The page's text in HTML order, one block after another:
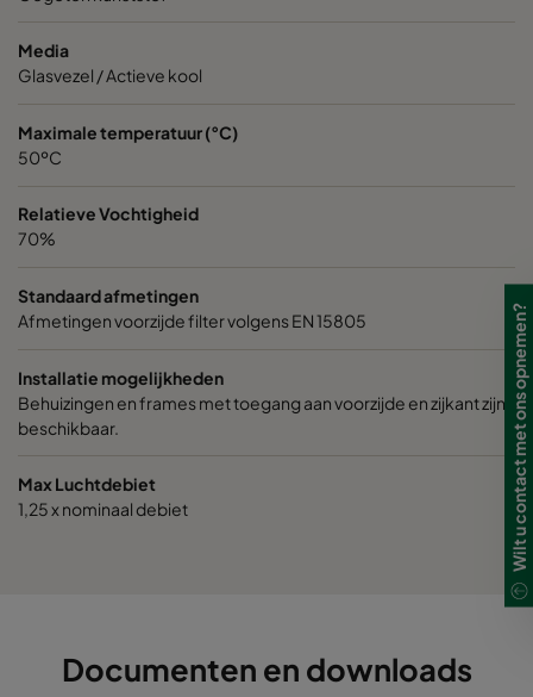
0185 490x592x640-8
0185 287x592x640-5
0185 287x287x640-5 ePM1 85%
0185 490x490x640-8
0185 490x592x520-8
Media
Glasvezel / Actieve kool
Maximale temperatuur (°C)
50ºC
Relatieve Vochtigheid
70%
Standaard afmetingen
Afmetingen voorzijde filter volgens EN 15805
Installatie mogelijkheden
Behuizingen en frames met toegang aan voorzijde en zijkant zijn
beschikbaar.
Max Luchtdebiet
1,25 x nominaal debiet
Documenten en downloads
Wilt u contact met ons opnemen?